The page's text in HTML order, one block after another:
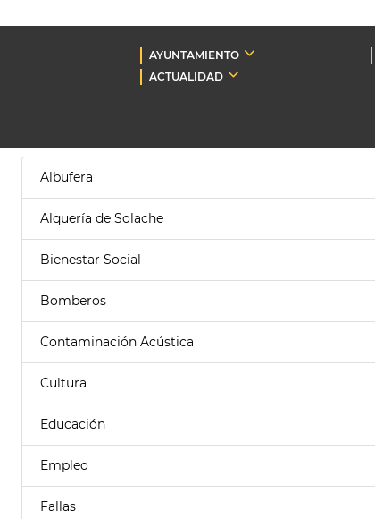
AYUNTAMIENTO
ACTUALIDAD
Albufera
Alquería de Solache
Bienestar Social
Bomberos
Contaminación Acústica
Cultura
Educación
Empleo
Fallas